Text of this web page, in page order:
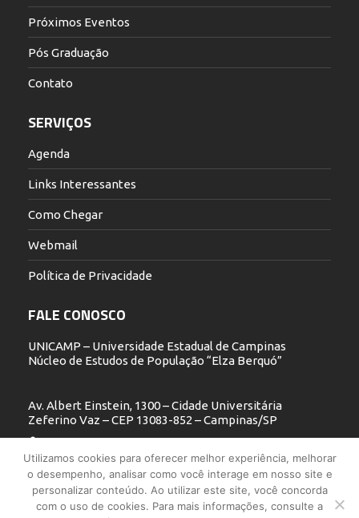
Próximos Eventos
Pós Graduação
Contato
SERVIÇOS
Agenda
Links Interessantes
Como Chegar
Webmail
Política de Privacidade
FALE CONOSCO
UNICAMP – Universidade Estadual de Campinas
Núcleo de Estudos de População “Elza Berquó”
Av. Albert Einstein, 1300 – Cidade Universitária
Zeferino Vaz – CEP 13083-852 – Campinas/SP
19 3521.5900
nepo@unicamp.br
Utilizamos cookies para oferecer melhor experiência, melhorar
o desempenho, analisar como você interage em nosso site e
personalizar conteúdo. Ao utilizar este site, você concorda
com o uso de cookies. Para mais informações, consulte a